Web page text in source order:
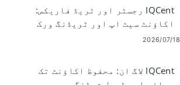
IQCent رجسٹر اور ٹریڈ فاریکس:
اکاؤنٹ سیٹ اپ اور ٹریڈنگ ورک
فلو
2026/07/18
IQCent لاگ ان: محفوظ اکاؤنٹ تک